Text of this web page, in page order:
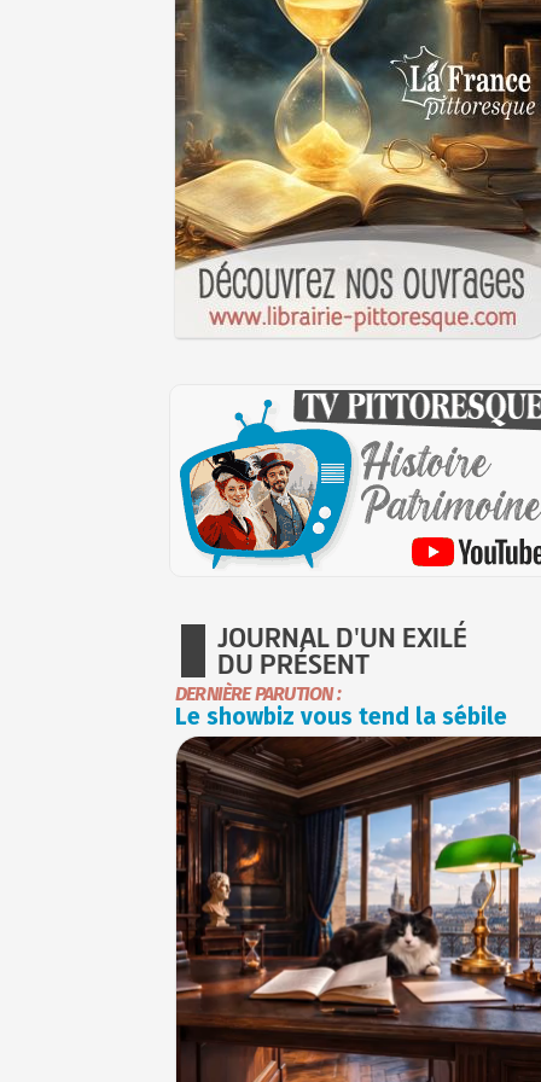
JOURNAL D'UN EXILÉ
DU PRÉSENT
DERNIÈRE PARUTION :
Le showbiz vous tend la sébile